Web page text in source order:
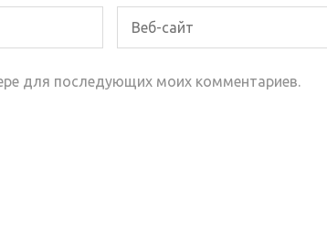
для последующих моих комментариев.